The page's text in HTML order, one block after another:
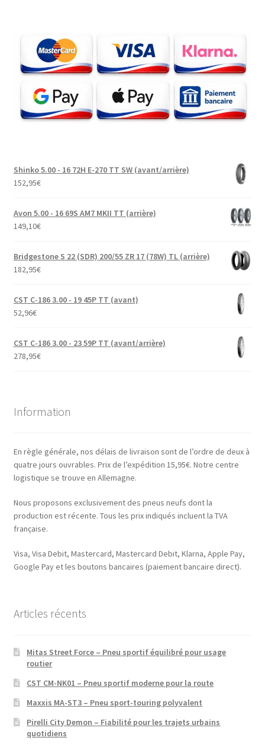
Shinko 5.00 - 16 72H E-270 TT SW (avant/arrière)
152,95€
Avon 5.00 - 16 69S AM7 MKII TT (arrière)
149,10€
Bridgestone S 22 (SDR) 200/55 ZR 17 (78W) TL (arrière)
182,95€
CST C-186 3.00 - 19 45P TT (avant)
52,96€
CST C-186 3.00 - 23 59P TT (avant/arrière)
278,95€
Information
En règle générale, nos délais de livraison sont de l’ordre de deux à
quatre jours ouvrables. Prix de l’expédition 15,95€. Notre centre
logistique se trouve en Allemagne.
Nous proposons exclusivement des pneus neufs dont la
production est récente. Tous les prix indiqués incluent la TVA
française.
Visa, Visa Debit, Mastercard, Mastercard Debit, Klarna, Apple Pay,
Google Pay et les boutons bancaires (paiement bancaire direct).
Articles récents
Mitas Street Force – Pneu sportif équilibré pour usage
routier
CST CM-NK01 – Pneu sportif moderne pour la route
Maxxis MA-ST3 – Pneu sport-touring polyvalent
Pirelli City Demon – Fiabilité pour les trajets urbains
quotidiens